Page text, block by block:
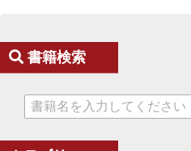
書籍検索